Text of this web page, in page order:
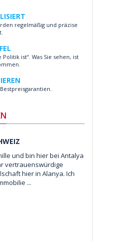
regelmäßig und präzise
ist“. Was Sie sehen, ist
und bin hier bei Antalya
vertrauenswürdige
hier in Alanya. Ich
...